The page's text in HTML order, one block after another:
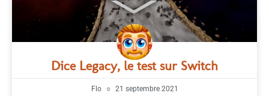
Dice Legacy, le test sur Switch
Flo 21 septembre 2021